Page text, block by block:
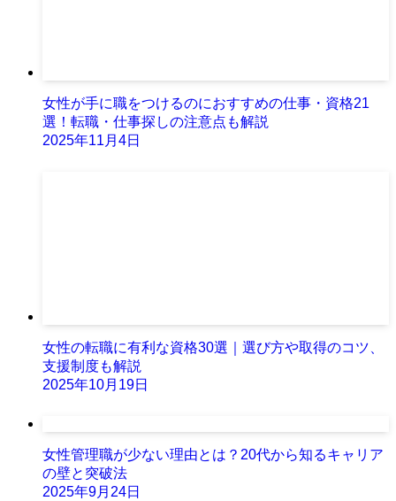
女性が手に職をつけるのにおすすめの仕事・資格21
選！転職・仕事探しの注意点も解説
2025年11月4日
女性の転職に有利な資格30選｜選び方や取得のコツ、
支援制度も解説
2025年10月19日
女性管理職が少ない理由とは？20代から知るキャリア
の壁と突破法
2025年9月24日